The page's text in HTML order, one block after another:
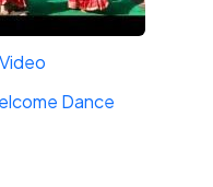
Video
Dance